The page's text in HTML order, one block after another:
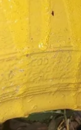
в
полиции
сообщил
гранаты
женщина,
сумке.